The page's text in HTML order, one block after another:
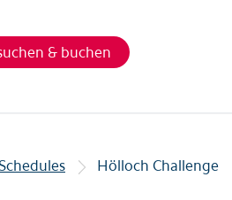
& buchen
Hölloch Challenge